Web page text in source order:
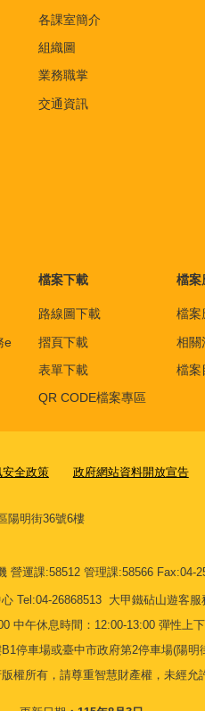
各課室簡介
組織圖
業務職掌
交通資訊
e
檔案下載
路線圖下載
摺頁下載
表單下載
QR CODE檔案專區
檔案
檔案
相關
檔案
安全政策 政府網站資料開放宣告
陽明街36號6樓
營運課:58512 管理課:58566 Fax:04-
Tel:04-26868513 大甲鐵砧山遊客服
中午休息時間：12:00-13:00 彈性上
停車場或臺中市政府第2停車場(陽
權所有，請尊重智慧財產權，未經允